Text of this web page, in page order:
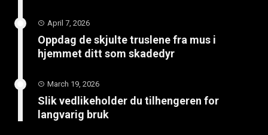
April 7, 2026
Oppdag de skjulte truslene fra mus i
hjemmet ditt som skadedyr
March 19, 2026
Slik vedlikeholder du tilhengeren for
langvarig bruk